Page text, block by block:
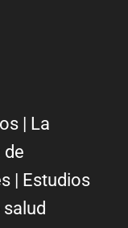
| La
de
| Estudios
salud